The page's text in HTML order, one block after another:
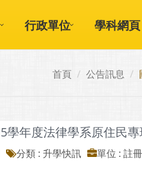
行政單位 學科網頁
首頁 公告訊息
學年度法律學系原住民
分類 : 升學快訊 單位 : 註